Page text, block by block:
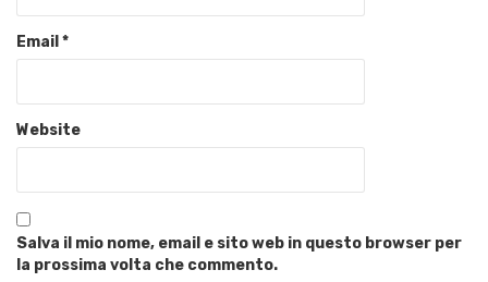
Email *
Website
Salva il mio nome, email e sito web in questo browser per
la prossima volta che commento.